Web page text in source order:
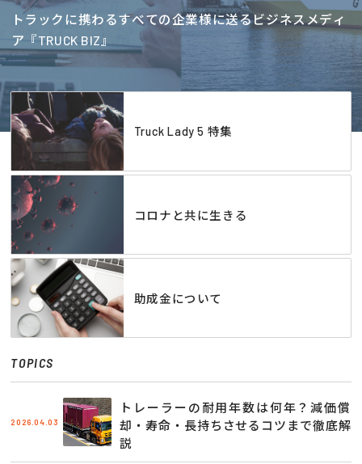
トラックに携わるすべての企業様に送るビジネスメディ
ア『TRUCK BIZ』
Truck Lady 5 特集
コロナと共に生きる
助成金について
TOPICS
2026.04.03
トレーラーの耐用年数は何年？減価償
却・寿命・長持ちさせるコツまで徹底解
説